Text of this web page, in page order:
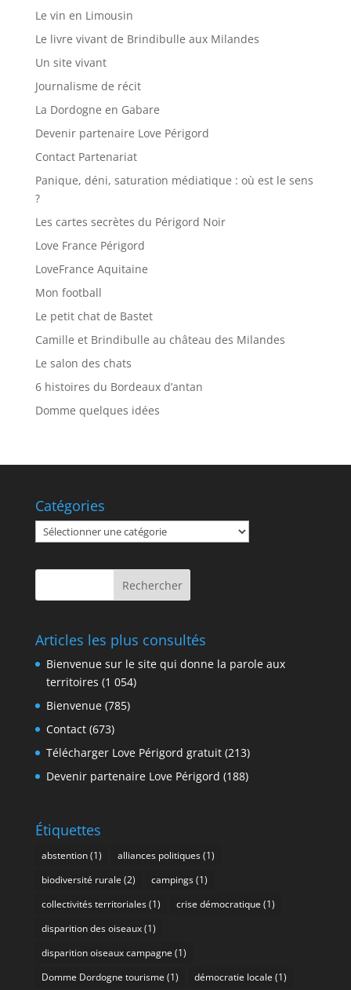
Le vin en Limousin
Le livre vivant de Brindibulle aux Milandes
Un site vivant
Journalisme de récit
La Dordogne en Gabare
Devenir partenaire Love Périgord
Contact Partenariat
Panique, déni, saturation médiatique : où est le sens
?
Les cartes secrètes du Périgord Noir
Love France Périgord
LoveFrance Aquitaine
Mon football
Le petit chat de Bastet
Camille et Brindibulle au château des Milandes
Le salon des chats
6 histoires du Bordeaux d’antan
Domme quelques idées
Catégories
Catégories
Articles les plus consultés
Bienvenue sur le site qui donne la parole aux
territoires (1 054)
Bienvenue (785)
Contact (673)
Télécharger Love Périgord gratuit (213)
Devenir partenaire Love Périgord (188)
Étiquettes
abstention(1) alliances politiques(1)
biodiversité rurale (2) campings(1)
collectivités territoriales(1) crise démocratique (1)
disparition des oiseaux(1)
disparition oiseaux campagne (1)
Domme Dordogne tourisme (1) démocratie locale (1)